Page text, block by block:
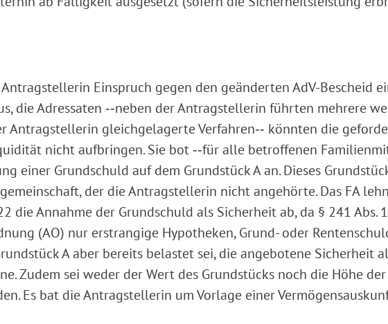
Einspruch gegen den geänderten AdV-Bescheid
die Adressaten ‑‑neben der Antragstellerin führten mehrere
Antragstellerin gleichgelagerte Verfahren‑‑ könnten die
nicht aufbringen. Sie bot ‑‑für alle betroffenen
einer Grundschuld auf dem Grundstück A an. Dieses
der die Antragstellerin nicht angehörte. Das FA
die Annahme der Grundschuld als Sicherheit ab, da § 241 Abs. 1
(AO) nur erstrangige Hypotheken, Grund- oder
A aber bereits belastet sei, die angebotene Sicherheit
Zudem sei weder der Wert des Grundstücks noch die Höhe der
Es bat die Antragstellerin um Vorlage einer